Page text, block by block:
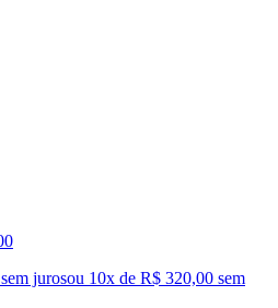
jurosou 10x de R$ 320,00 sem